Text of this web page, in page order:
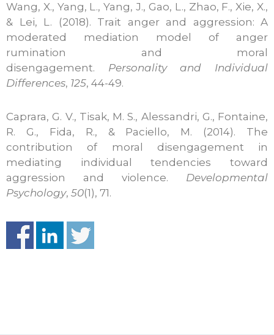
Wang, X., Yang, L., Yang, J., Gao, L., Zhao, F., Xie, X.,
& Lei, L. (2018). Trait anger and aggression: A
moderated mediation model of anger
rumination and moral
disengagement. Personality and Individual
Differences, 125, 44-49.
Caprara, G. V., Tisak, M. S., Alessandri, G., Fontaine,
R. G., Fida, R., & Paciello, M. (2014). The
contribution of moral disengagement in
mediating individual tendencies toward
aggression and violence. Developmental
Psychology, 50(1), 71.